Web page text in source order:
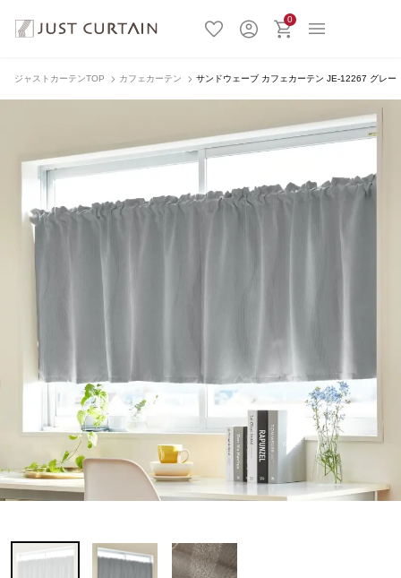
0
ジャストカーテンTOP カフェカーテン サンドウェーブ カフェカーテン JE-12267 グレー